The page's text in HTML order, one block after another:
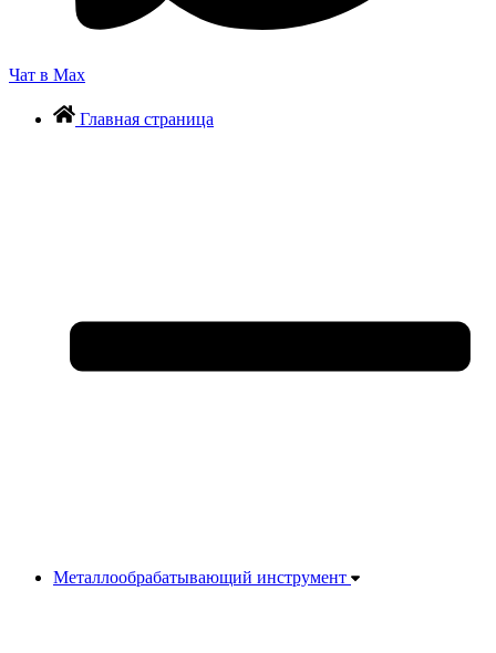
Чат в Max
Главная страница
Металлообрабатывающий инструмент